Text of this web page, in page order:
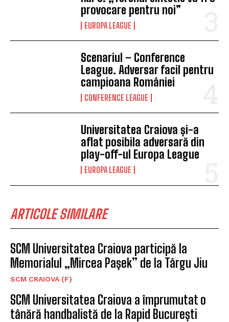
provocare pentru noi”
EUROPA LEAGUE
Scenariul – Conference
League. Adversar facil pentru
campioana României
CONFERENCE LEAGUE
Universitatea Craiova și-a
aflat posibila adversară din
play-off-ul Europa League
EUROPA LEAGUE
ARTICOLE SIMILARE
SCM Universitatea Craiova participă la
Memorialul „Mircea Pașek” de la Târgu Jiu
SCM CRAIOVA (F)
SCM Universitatea Craiova a împrumutat o
tânără handbalistă de la Rapid București